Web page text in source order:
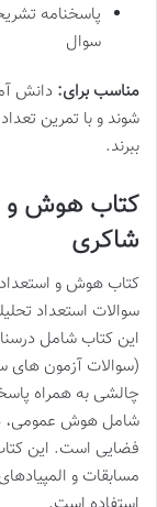
پاسخنامه
سوال
مناسب برای: دانش
شوند و با تمرین
ببرند.
کتاب هوش و
شاکری
کتاب هوش و
سوالات استعداد
این کتاب شامل
(سوالات آزمون های
چالشی به همراه
شامل هوش عمومی،
فضایی است. این
مسابقات و